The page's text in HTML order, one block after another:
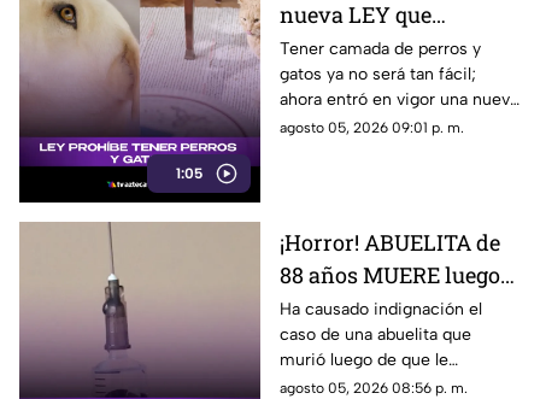
1:05
nueva LEY que
PROHIBE TENER
PERROS y gatos; esto se
sabe
Tener camada de perros y
gatos ya no será tan fácil;
ahora entró en vigor una nueva
ley que prohibe tenerlos. Aquí
agosto 05, 2026 09:01 p. m.
¡Horror! ABUELITA de
88 años MUERE luego
de que le INYECTARAN
CALDO de pollo
Ha causado indignación el
caso de una abuelita que
murió luego de que le
inyectaran caldo de pollo,
agosto 05, 2026 08:56 p. m.